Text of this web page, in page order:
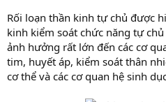
Rối loạn thần kinh tự chủ được
kinh kiểm soát chức năng tự
ảnh hưởng rất lớn đến các cơ
tim, huyết áp, kiểm soát thân
cơ thể và các cơ quan hệ sinh